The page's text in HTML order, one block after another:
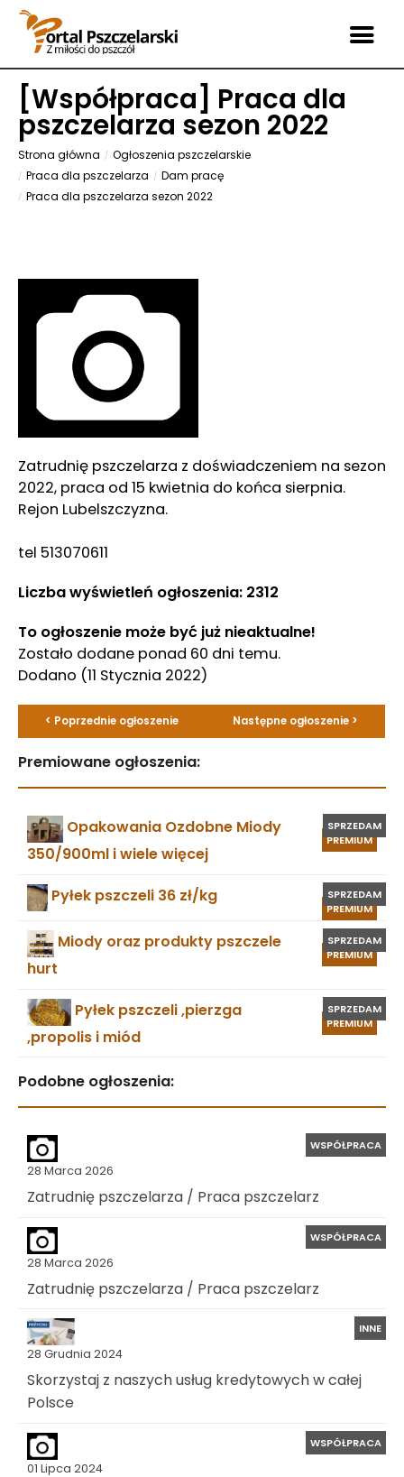
[Współpraca] Praca dla
pszczelarza sezon 2022
Strona główna
Ogłoszenia pszczelarskie
Praca dla pszczelarza
Dam pracę
Praca dla pszczelarza sezon 2022
Zatrudnię pszczelarza z doświadczeniem na sezon
2022, praca od 15 kwietnia do końca sierpnia.
Rejon Lubelszczyzna.
tel 513070611
Liczba wyświetleń ogłoszenia: 2312
To ogłoszenie może być już nieaktualne!
Zostało dodane ponad 60 dni temu.
Dodano (11 Stycznia 2022)
< Poprzednie ogłoszenie Następne ogłoszenie >
Premiowane ogłoszenia:
PREMIUM
SPRZEDAM
Opakowania Ozdobne Miody
350/900ml i wiele więcej
PREMIUM
SPRZEDAM
Pyłek pszczeli 36 zł/kg
PREMIUM
SPRZEDAM
Miody oraz produkty pszczele
hurt
PREMIUM
SPRZEDAM
Pyłek pszczeli ,pierzga
,propolis i miód
Podobne ogłoszenia:
28 Marca 2026
WSPÓŁPRACA
Zatrudnię pszczelarza / Praca pszczelarz
28 Marca 2026
WSPÓŁPRACA
Zatrudnię pszczelarza / Praca pszczelarz
28 Grudnia 2024
INNE
Skorzystaj z naszych usług kredytowych w całej
Polsce
01 Lipca 2024
WSPÓŁPRACA